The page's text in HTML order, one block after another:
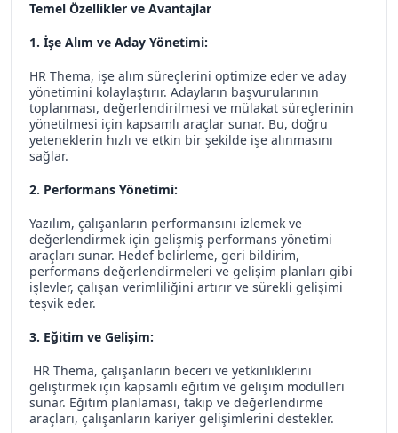
Temel Özellikler ve Avantajlar
1. İşe Alım ve Aday Yönetimi:
HR Thema, işe alım süreçlerini optimize eder ve aday
yönetimini kolaylaştırır. Adayların başvurularının
toplanması, değerlendirilmesi ve mülakat süreçlerinin
yönetilmesi için kapsamlı araçlar sunar. Bu, doğru
yeteneklerin hızlı ve etkin bir şekilde işe alınmasını
sağlar.
2. Performans Yönetimi:
Yazılım, çalışanların performansını izlemek ve
değerlendirmek için gelişmiş performans yönetimi
araçları sunar. Hedef belirleme, geri bildirim,
performans değerlendirmeleri ve gelişim planları gibi
işlevler, çalışan verimliliğini artırır ve sürekli gelişimi
teşvik eder.
3. Eğitim ve Gelişim:
HR Thema, çalışanların beceri ve yetkinliklerini
geliştirmek için kapsamlı eğitim ve gelişim modülleri
sunar. Eğitim planlaması, takip ve değerlendirme
araçları, çalışanların kariyer gelişimlerini destekler.